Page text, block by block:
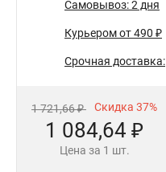
Самовывоз: 2 дня
Курьером от 490 ₽
Срочная доставка:
1 721,66 ₽ Скидка 37%
1 084,64 ₽
Цена за 1 шт.